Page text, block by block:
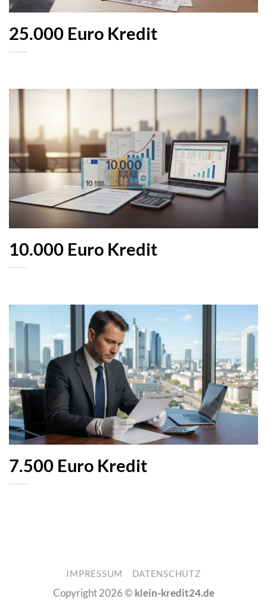
25.000 Euro Kredit
10.000 Euro Kredit
7.500 Euro Kredit
IMPRESSUM DATENSCHUTZ
Copyright 2026 © klein-kredit24.de